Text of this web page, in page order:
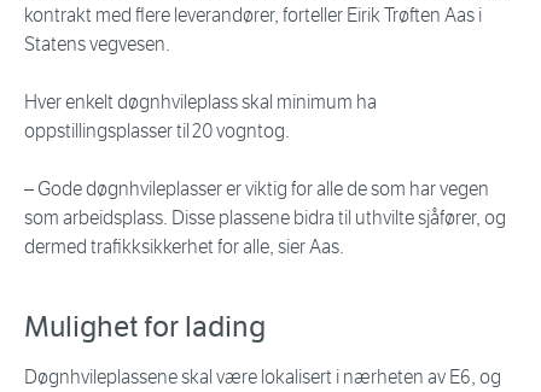
kontrakt med flere leverandører, forteller Eirik Trøften Aas i
Statens vegvesen.
Hver enkelt døgnhvileplass skal minimum ha
oppstillingsplasser til 20 vogntog.
– Gode døgnhvileplasser er viktig for alle de som har vegen
som arbeidsplass. Disse plassene bidra til uthvilte sjåfører, og
dermed trafikksikkerhet for alle, sier Aas.
Mulighet for lading
Døgnhvileplassene skal være lokalisert i nærheten av E6, og